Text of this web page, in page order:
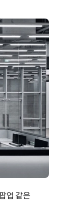
업 같은